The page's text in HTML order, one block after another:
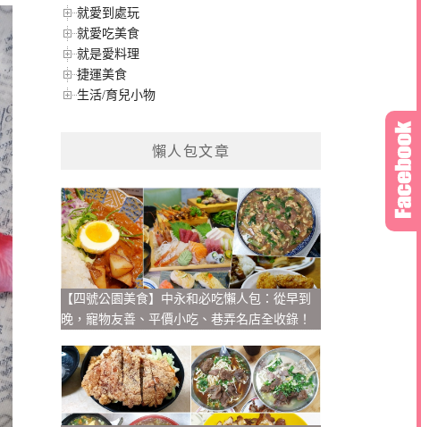
就愛到處玩
就愛吃美食
就是愛料理
捷運美食
生活/育兒小物
懶人包文章
【四號公園美食】中永和必吃懶人包：從早到
晚，寵物友善、平價小吃、巷弄名店全收錄！